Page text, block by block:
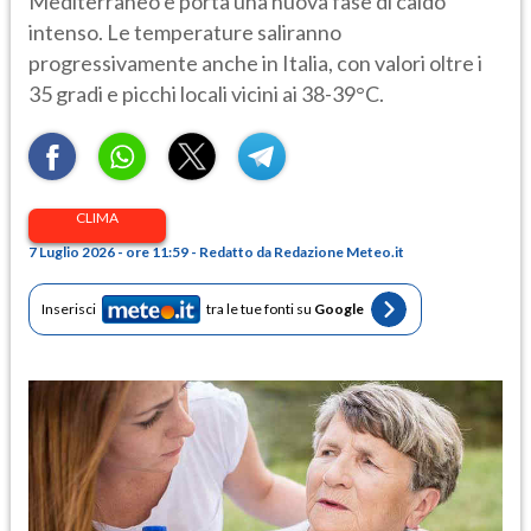
intenso. Le temperature saliranno
progressivamente anche in Italia, con valori oltre i
35 gradi e picchi locali vicini ai 38-39°C.
CLIMA
7 Luglio 2026 - ore 11:59 - Redatto da Redazione Meteo.it
Inserisci tra le tue fonti su Google